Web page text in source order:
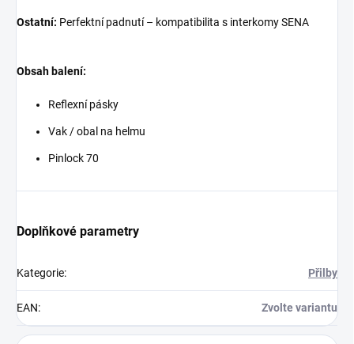
Ostatní: Perfektní padnutí – kompatibilita s interkomy SENA
Obsah balení:
Reflexní pásky
Vak / obal na helmu
Pinlock 70
Doplňkové parametry
Kategorie: Přilby
EAN: Zvolte variantu